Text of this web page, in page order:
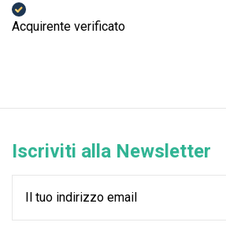
Acquirente verificato
Iscriviti alla Newsletter